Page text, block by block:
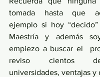
tomada hasta que
ejemplo si hoy
Maestría y además
empiezo a buscar el
reviso cientos
universidades, ventajas y